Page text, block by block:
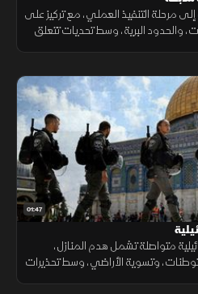
إلى مرحلة التنفيذ العملي، مع تركيز على
والحدود البرية، وسط تحديات تتعلق
01:47
متواصلة تشمل هدم المنازل،
وتسوية الأراضي، وسط تحذيرات